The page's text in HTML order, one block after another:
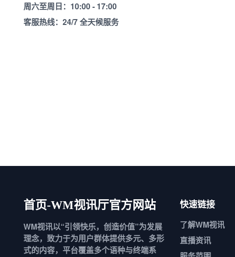
周六至周日：10:00 - 17:00
客服热线：24/7 全天候服务
首页-WM视讯厅官方网站
WM视讯以“引领快乐，创造价值”为发展
理念，致力于为用户群体提供多元、多形
式的内容，平台覆盖多个语种与终端系
快速链接
了解WM视讯
直播资讯